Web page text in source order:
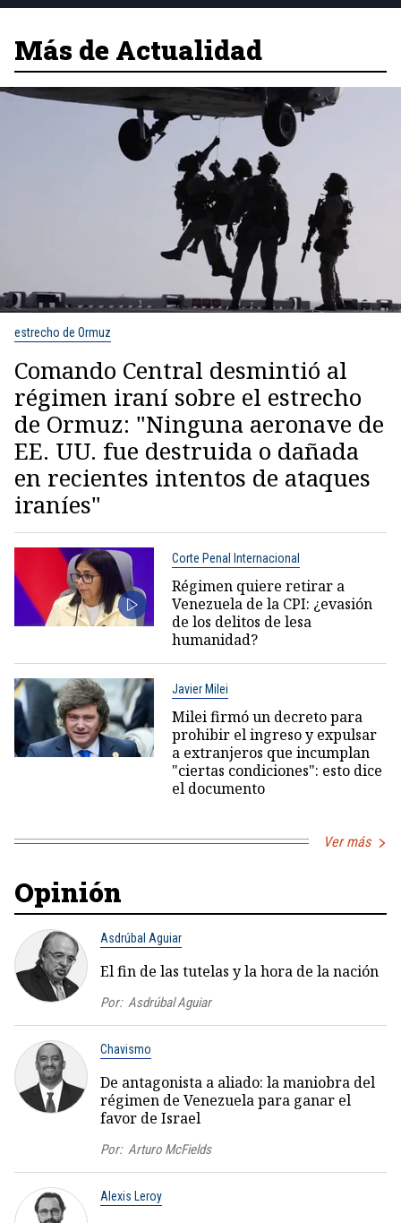
Más de Actualidad
estrecho de Ormuz
Comando Central desmintió al
régimen iraní sobre el estrecho
de Ormuz: "Ninguna aeronave de
EE. UU. fue destruida o dañada
en recientes intentos de ataques
iraníes"
Corte Penal Internacional
Régimen quiere retirar a
Venezuela de la CPI: ¿evasión
de los delitos de lesa
humanidad?
Javier Milei
Milei firmó un decreto para
prohibir el ingreso y expulsar
a extranjeros que incumplan
"ciertas condiciones": esto dice
el documento
Ver más
Opinión
Asdrúbal Aguiar
El fin de las tutelas y la hora de la nación
Por: Asdrúbal Aguiar
Chavismo
De antagonista a aliado: la maniobra del
régimen de Venezuela para ganar el
favor de Israel
Por: Arturo McFields
Alexis Leroy